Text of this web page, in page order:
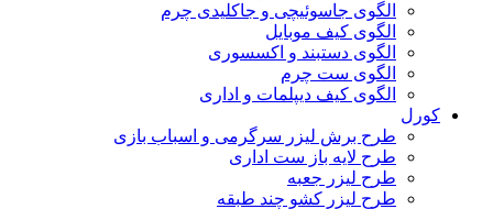
الگوی جاسوئیچی و جاکلیدی چرم
الگوی کیف موبایل
الگوی دستبند و اکسسوری
الگوی ست چرم
الگوی کیف دیپلمات و اداری
کورل
طرح برش لیزر سرگرمی و اسباب بازی
طرح لایه باز ست اداری
طرح لیزر جعبه
طرح لیزر کشو چند طبقه